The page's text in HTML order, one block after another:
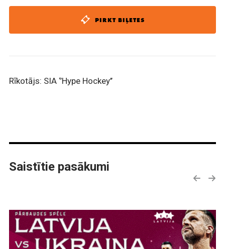
PIRKT BIĻETES
Rīkotājs: SIA ‘’Hype Hockey’’
Saistītie pasākumi